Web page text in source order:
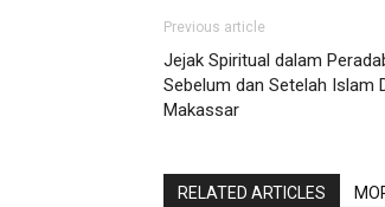
Previous article
Jejak Spiritual dalam
Sebelum dan Setelah Islam
Makassar
RELATED ARTICLES